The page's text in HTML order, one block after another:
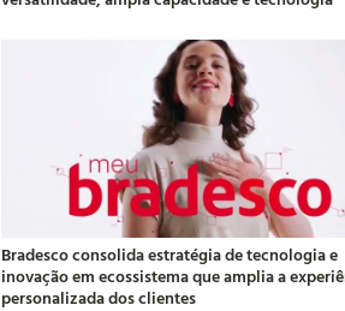
Bradesco consolida estratégia de tecnologia e
inovação em ecossistema que amplia a
personalizada dos clientes